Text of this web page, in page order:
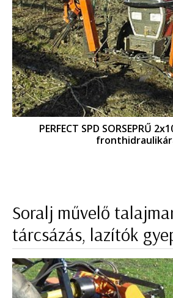
PERFECT SPD SORSEPRŰ
Soralj művelő
tárcsázás, lazítók